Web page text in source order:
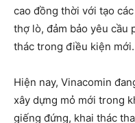
cao đồng thời với tạo
thợ lò, đảm bảo yêu cầu
thác trong điều kiện mới.
Hiện nay, Vinacomin
xây dựng mỏ mới trong
giếng đứng, khai thác